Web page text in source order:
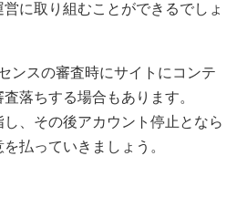
に取り組むことができるでしょ
ンスの審査時にサイトにコンテ
落ちする場合もあります。
、その後アカウント停止となら
払っていきましょう。